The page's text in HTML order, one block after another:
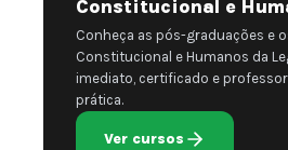
Constitucional e
Conheça as pós-graduações e
Constitucional e Humanos da
imediato, certificado e
prática.
Ver cursos